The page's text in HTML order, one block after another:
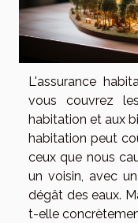
L'assurance
vous couvrez
habitation et aux
habitation peut
ceux que nous
un voisin, avec
dégât des eaux.
t-elle